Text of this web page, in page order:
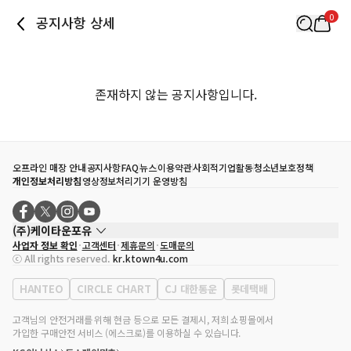
공지사항 상세 0
존재하지 않는 공지사항입니다.
오프라인 매장 안내공지사항FAQ뉴스이용약관사회적기업활동청소년보호정책
개인정보처리방침영상정보처리기기 운영방침
(주)케이타운포유
대표자
송효민
사업자등록번호
120-87-71116
통신판매업 신고번호 제2011-서울강남-02223
대표전화
02-552-9855
사업자 정보 확인 고객센터 제휴문의 도매문의
ⓒ All rights reserved. kr.ktown4u.com
HANTEO CIRCLE CHART CJ 대한통운 롯데택배
고객님의 안전거래를 위해 현금 등으로 모든 결제시, 저희 쇼핑몰에서
가입한 구매안전 서비스 (에스크로)를 이용하실 수 있습니다.